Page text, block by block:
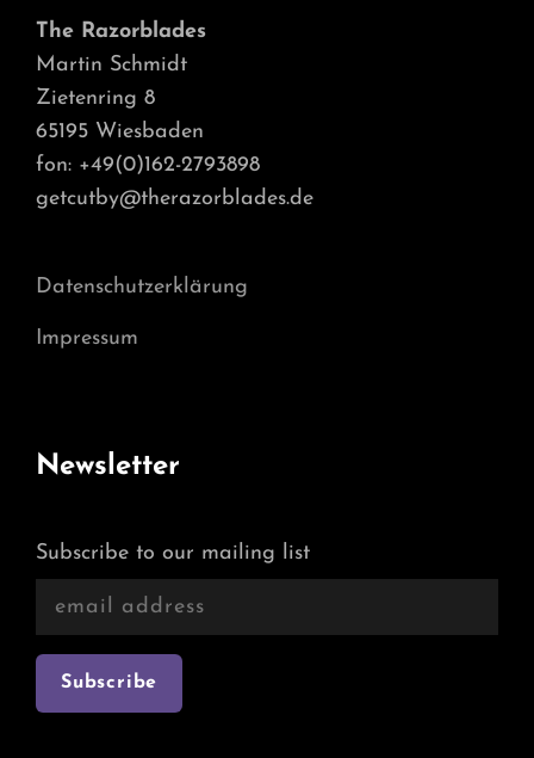
The Razorblades
Martin Schmidt
Zietenring 8
65195 Wiesbaden
fon: +49(0)162-2793898
getcutby@therazorblades.de
Datenschutzerklärung
Impressum
Newsletter
Subscribe to our mailing list